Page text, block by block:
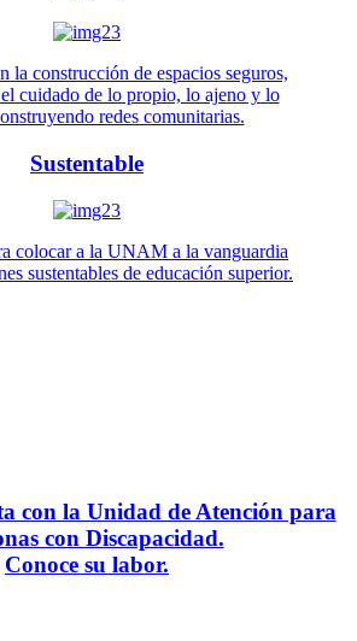
la construcción de espacios seguros,
cuidado de lo propio, lo ajeno y lo
redes comunitarias.
Sustentable
colocar a la UNAM a la vanguardia
sustentables de educación superior.
con la Unidad de Atención para
con Discapacidad.
Conoce su labor.